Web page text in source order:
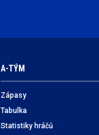
A-TÝM
Zápasy
Tabulka
Statistiky hráčů